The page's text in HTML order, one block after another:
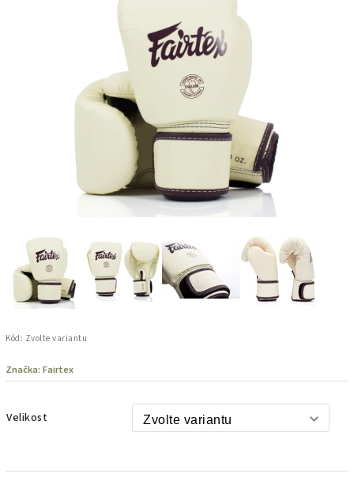
Kód: Zvolte variantu
Značka: Fairtex
Velikost